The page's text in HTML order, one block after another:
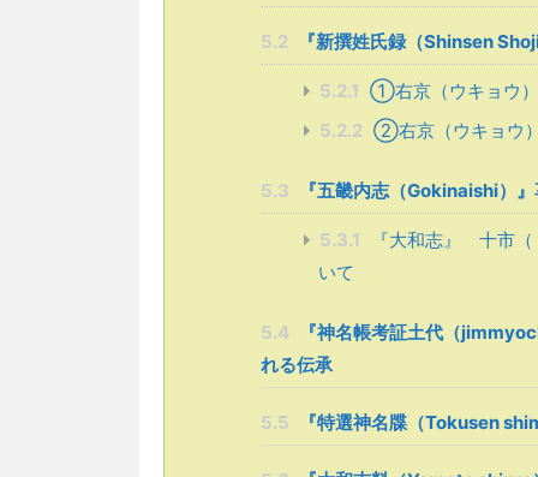
5.2 『新撰姓氏録（Shinsen
5.2.1 ①右京（ウキョウ
5.2.2 ➁右京（ウキョウ
5.3 『五畿内志（Gokinaishi）
5.3.1
『大和志』 十市
いて
5.4
『神名帳考証土代（
れる伝承
5.5 『特選神名牒（Tokusen